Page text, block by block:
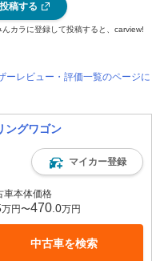
稿する
カラに登録して投稿すると、carview!
ーレビュー・評価一覧のページに
ングワゴン
マイカー登録
車本体価格
万円〜470 .0万円
中古車を検索